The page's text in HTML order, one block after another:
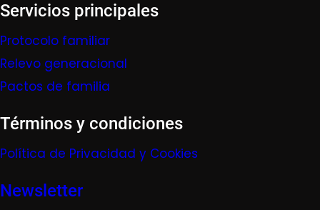
Servicios principales
Protocolo familiar
Relevo generacional
Pactos de familia
Términos y condiciones
Política de Privacidad y Cookies
Newsletter